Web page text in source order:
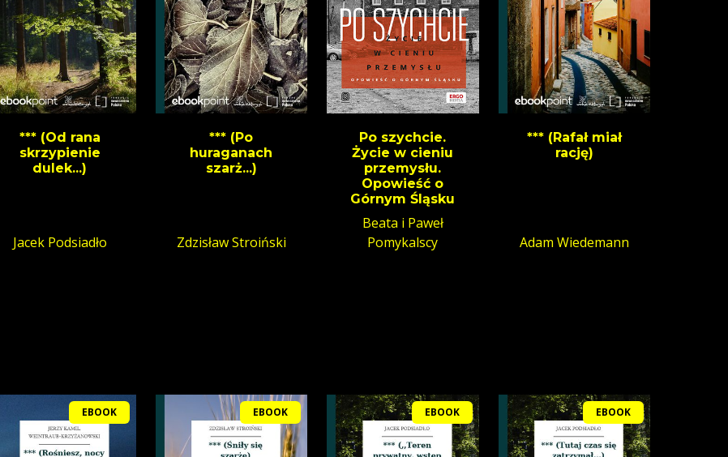
*** (Od rana
skrzypienie
dulek...)
Jacek Podsiadło
*** (Po
huraganach
szarż...)
Zdzisław Stroiński
Po szychcie.
Życie w cieniu
przemysłu.
Opowieść o
Górnym Śląsku
Beata i Paweł
Pomykalscy
*** (Rafał miał
rację)
Adam Wiedemann
EBOOK EBOOK EBOOK EBOOK